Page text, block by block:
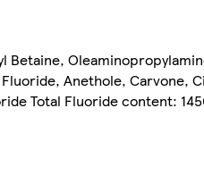
Anethole, Carvone,
Total Fluoride content: